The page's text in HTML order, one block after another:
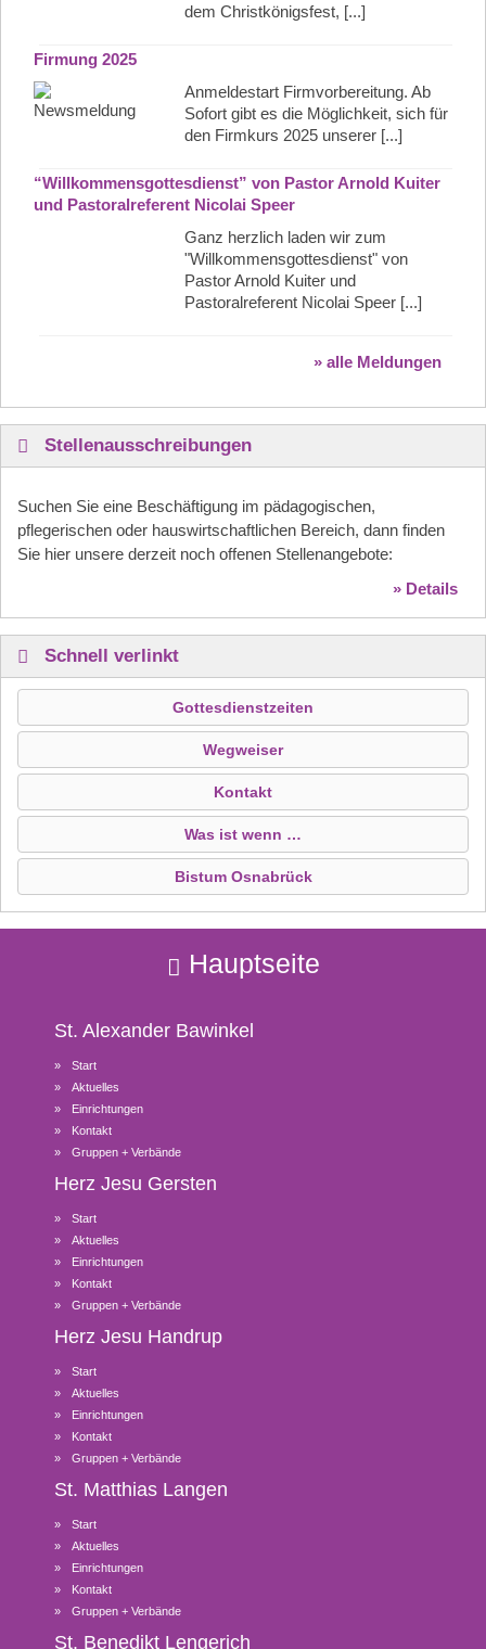
dem Christkönigsfest, [...]
Firmung 2025
Anmeldestart Firmvorbereitung. Ab
Sofort gibt es die Möglichkeit, sich für
den Firmkurs 2025 unserer [...]
“Willkommensgottesdienst” von Pastor Arnold Kuiter
und Pastoralreferent Nicolai Speer
Ganz herzlich laden wir zum
"Willkommensgottesdienst" von
Pastor Arnold Kuiter und
Pastoralreferent Nicolai Speer [...]
» alle Meldungen
Stellenausschreibungen
Suchen Sie eine Beschäftigung im pädagogischen,
pflegerischen oder hauswirtschaftlichen Bereich, dann finden
Sie hier unsere derzeit noch offenen Stellenangebote:
» Details
Schnell verlinkt
Gottesdienstzeiten
Wegweiser
Kontakt
Was ist wenn …
Bistum Osnabrück
Hauptseite
St. Alexander Bawinkel
Start
Aktuelles
Einrichtungen
Kontakt
Gruppen + Verbände
Herz Jesu Gersten
Start
Aktuelles
Einrichtungen
Kontakt
Gruppen + Verbände
Herz Jesu Handrup
Start
Aktuelles
Einrichtungen
Kontakt
Gruppen + Verbände
St. Matthias Langen
Start
Aktuelles
Einrichtungen
Kontakt
Gruppen + Verbände
St. Benedikt Lengerich